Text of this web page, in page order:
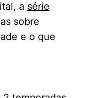
a série
sobre
e o que